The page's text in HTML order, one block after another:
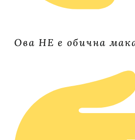
Ова НЕ е обична